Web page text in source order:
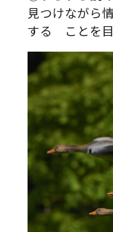
見つけながら
する ことを目